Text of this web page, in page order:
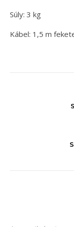
Súly: 3 kg
Kábel: 1,5 m